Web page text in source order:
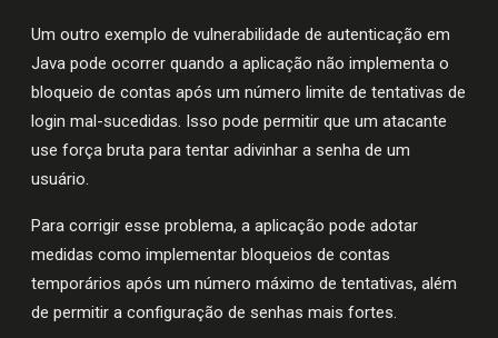
Um outro exemplo de vulnerabilidade de autenticação em
Java pode ocorrer quando a aplicação não implementa o
bloqueio de contas após um número limite de tentativas de
login mal-sucedidas. Isso pode permitir que um atacante
use força bruta para tentar adivinhar a senha de um
usuário.
Para corrigir esse problema, a aplicação pode adotar
medidas como implementar bloqueios de contas
temporários após um número máximo de tentativas, além
de permitir a configuração de senhas mais fortes.